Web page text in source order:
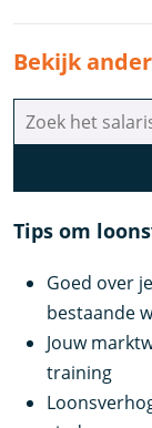
Bekijk
Tips om
Goed over
bestaande
Jouw
training